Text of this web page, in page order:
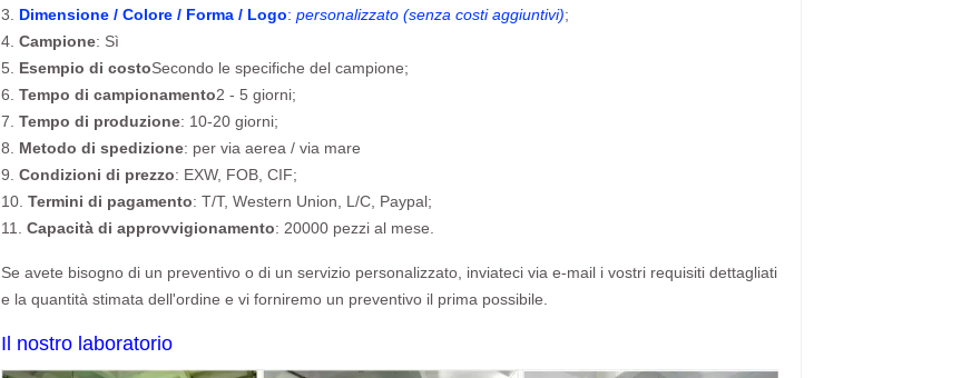
3. Dimensione / Colore / Forma / Logo: personalizzato (senza costi aggiuntivi);
4. Campione: Sì
5. Esempio di costoSecondo le specifiche del campione;
6. Tempo di campionamento2 - 5 giorni;
7. Tempo di produzione: 10-20 giorni;
8. Metodo di spedizione: per via aerea / via mare
9. Condizioni di prezzo: EXW, FOB, CIF;
10. Termini di pagamento: T/T, Western Union, L/C, Paypal;
11. Capacità di approvvigionamento: 20000 pezzi al mese.
Se avete bisogno di un preventivo o di un servizio personalizzato, inviateci via e-mail i vostri requisiti dettagliati
e la quantità stimata dell'ordine e vi forniremo un preventivo il prima possibile.
Il nostro laboratorio